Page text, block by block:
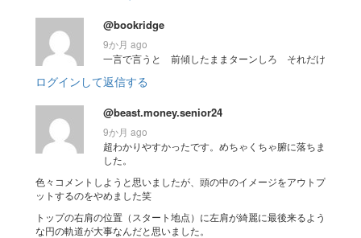
@bookridge
9か月 ago
一言で言うと 前傾したままターンしろ それだけ
ログインして返信する
@beast.money.senior24
9か月 ago
超わかりやすかったです。めちゃくちゃ腑に落ちま
した。
色々コメントしようと思いましたが、頭の中のイメージをアウトプ
ットするのをやめました笑
トップの右肩の位置（スタート地点）に左肩が綺麗に最後来るよう
な円の軌道が大事なんだと思いました。